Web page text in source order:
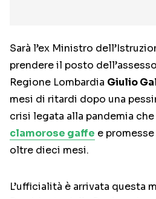
Sarà l’ex Ministro
prendere il posto
Regione Lombardia Giulio
mesi di ritardi dopo una
crisi legata alla pandemia
clamorose gaffe e
oltre dieci mesi.
L’ufficialità è arrivata questa